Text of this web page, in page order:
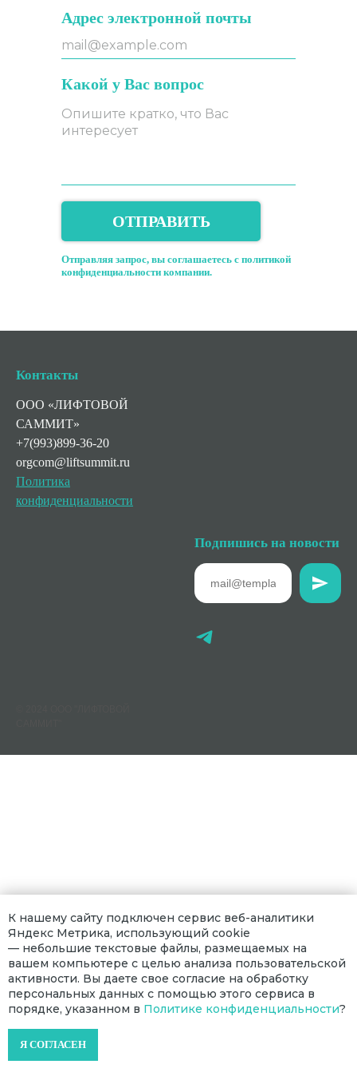
Адрес электронной почты
Какой у Вас вопрос
ОТПРАВИТЬ
Отправляя запрос, вы соглашаетесь с политикой
конфиденциальности компании.
Контакты
ООО «ЛИФТОВОЙ
САММИТ»
+7(993)899-36-20
orgcom@liftsummit.ru
Политика
конфиденциальности
Подпишись на новости
К нашему сайту подключен сервис веб-аналитики
Яндекс Метрика, использующий cookie
— небольшие текстовые файлы, размещаемых на
вашем компьютере с целью анализа пользовательской
активности. Вы даете свое согласие на обработку
персональных данных с помощью этого сервиса в
порядке, указанном в Политике конфиденциальности?
Я СОГЛАСЕН